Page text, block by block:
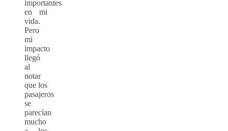
importantes
en mi
vida.
Pero
mi
impacto
llegó
al
notar
que los
pasajeros
se
parecían
mucho